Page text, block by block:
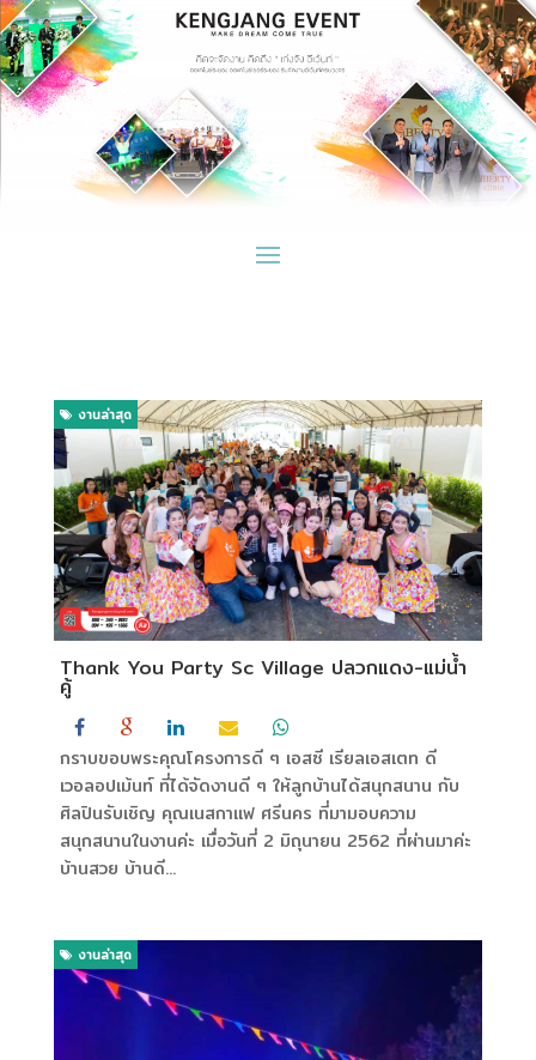
page contents
Thank You Party Sc Village ปลวกแดง-แม่น้ำ
คู้
งานล่าสุด
กราบขอบพระคุณโครงการดี ๆ เอสซี เรียลเอสเตท ดี
เวอลอปเม้นท์ ที่ได้จัดงานดี ๆ ให้ลูกบ้านได้สนุกสนาน กับ
ศิลปินรับเชิญ คุณเนสกาแฟ ศรีนคร ที่มามอบความ
สนุกสนานในงานค่ะ เมื่อวันที่ 2 มิถุนายน 2562 ที่ผ่านมาค่ะ
บ้านสวย บ้านดี...
งานล่าสุด